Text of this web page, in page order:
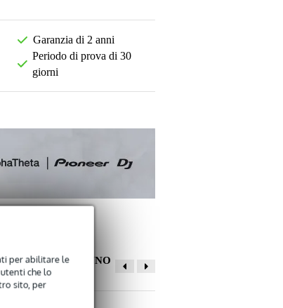
per abilitare le
che lo
sito, per
Garanzia di 2 anni
Periodo di prova di 30
giorni
CLIENTI HANNO
ANCHE